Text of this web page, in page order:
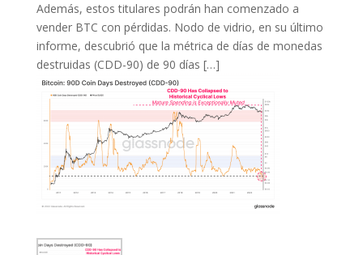
Además, estos titulares podrán han comenzado a
vender BTC con pérdidas. Nodo de vidrio, en su último
informe, descubrió que la métrica de días de monedas
destruidas (CDD-90) de 90 días […]